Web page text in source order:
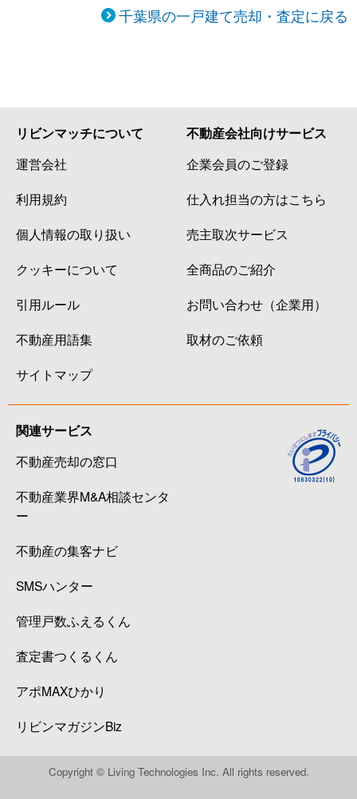
千葉県の一戸建て売却・査定に戻る
リビンマッチについて
運営会社
利用規約
個人情報の取り扱い
クッキーについて
引用ルール
不動産用語集
サイトマップ
不動産会社向けサービス
企業会員のご登録
仕入れ担当の方はこちら
売主取次サービス
全商品のご紹介
お問い合わせ（企業用）
取材のご依頼
関連サービス
不動産売却の窓口
不動産業界M&A相談センタ
ー
不動産の集客ナビ
SMSハンター
管理戸数ふえるくん
査定書つくるくん
アポMAXひかり
リビンマガジンBiz
Copyright © Living Technologies Inc. All rights reserved.